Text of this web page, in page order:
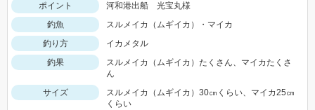
ポイント
河和港出船 光宝丸様
釣魚
スルメイカ（ムギイカ）・マイカ
釣り方
イカメタル
釣果
スルメイカ（ムギイカ）たくさん、マイカたくさ
ん
サイズ
スルメイカ（ムギイカ）30㎝くらい、マイカ25㎝
くらい